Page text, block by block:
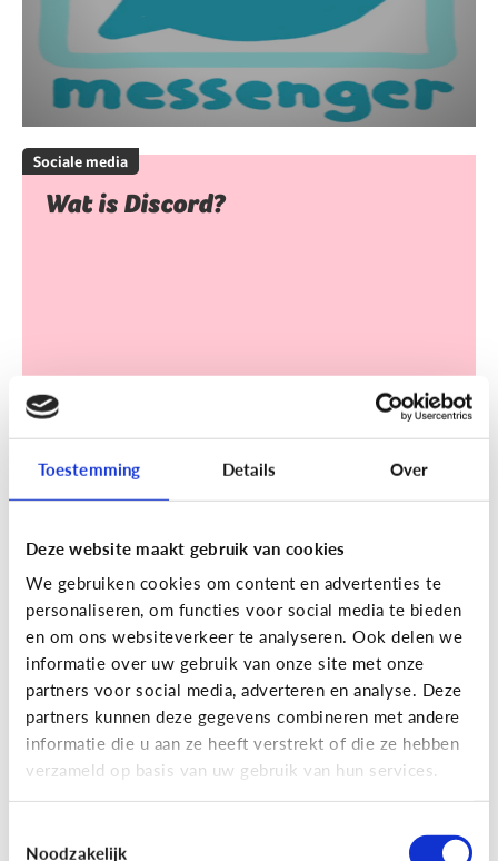
Toestemming Details Over
Deze website maakt gebruik van cookies
We gebruiken cookies om content en advertenties te
personaliseren, om functies voor social media te bieden
en om ons websiteverkeer te analyseren. Ook delen we
informatie over uw gebruik van onze site met onze
partners voor social media, adverteren en analyse. Deze
partners kunnen deze gegevens combineren met andere
informatie die u aan ze heeft verstrekt of die ze hebben
verzameld op basis van uw gebruik van hun services.
Noodzakelijk
Sociale media
Wat is Discord?
[Klik & Print]Een account
aanmaken op TikTok? Doe de
TikTok check!
Ontdek de checklist!